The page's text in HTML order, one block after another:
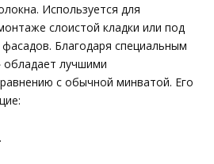
Используется для
слоистой кладки или под
Благодаря специальным
обладает лучшими
с обычной минватой. Его